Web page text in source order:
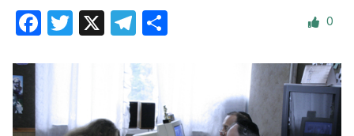
Facebook
Twitter Telegram 0